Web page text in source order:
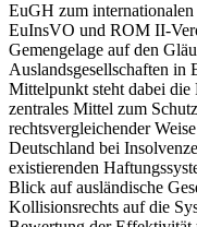
Die Arbeit untersucht, wie
EuGH zum internationalen
EuInsVO und ROM II-
Gemengelage auf den
Auslandsgesellschaften in
Mittelpunkt steht dabei die
zentrales Mittel zum
rechtsvergleichender
Deutschland bei
existierenden
Blick auf ausländische